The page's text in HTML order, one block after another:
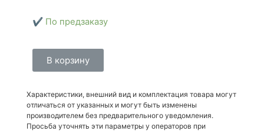
✔️ По предзаказу
В корзину
Характеристики, внешний вид и комплектация товара могут
отличаться от указанных и могут быть изменены
производителем без предварительного уведомления.
Просьба уточнять эти параметры у операторов при